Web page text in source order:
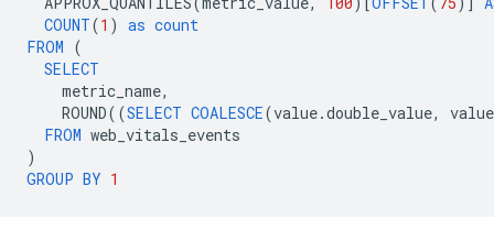
COUNT(1 ) as count
FROM (
SELECT
metric_name,
ROUND((SELECT COALESCE(value.double_value,
value
FROM web_vitals_events
)
GROUP BY 1